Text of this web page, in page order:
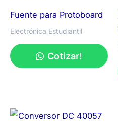
Fuente para Protoboard
Electrónica Estudiantil
Cotizar!